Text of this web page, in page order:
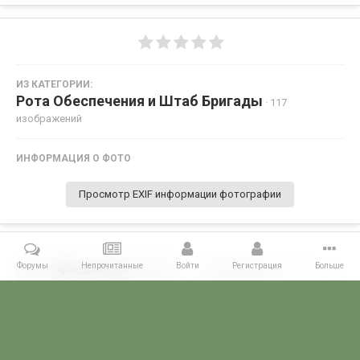
ИЗ КАТЕГОРИИ:
Рота Обеспечения и Штаб Бригады · 117
изображений
ИНФОРМАЦИЯ О ФОТО
Просмотр EXIF информации фотографии
Поделиться Подписчики 0
Форумы Непрочитанные Войти Регистрация Больше